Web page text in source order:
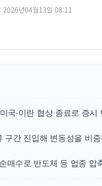
2026년04월13일 08:11
국·이란 협상 종료로 증시
구간 진입해 변동성을 비
매수로 반도체 등 업종 압